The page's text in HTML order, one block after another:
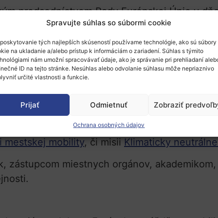
Spravujte súhlas so súbormi cookie
tých najlepších skúseností používame technológie, ako sú súbory
na ukladanie a/alebo prístup k informáciám o zariadení. Súhlas s týmito
nám umožní spracovávať údaje, ako je správanie pri prehliadaní
ID na tejto stránke. Nesúhlas alebo odvolanie súhlasu môže nepriaznivo
určité vlastnosti a funkcie.
Prijať Odmietnuť Zobraziť
Ochrana osobných údajov
predsedníctvom Rady Európskej Únie v
Dni mestskej mobility 2022.Registrácia je
European Mobility Days sa koná každé
sa má o postupe v záujme
spravodlivá.
financovaniu klimaticky neutrálnej a
EÚ na podporu výskumu a inovácií a
o ich napojení na politické priority definované
mestskej mobility, či misii Klimaticky
zástupcom miestnych orgánov,